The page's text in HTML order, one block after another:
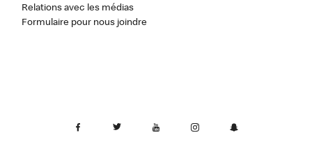
Relations avec les médias
Formulaire pour nous joindre